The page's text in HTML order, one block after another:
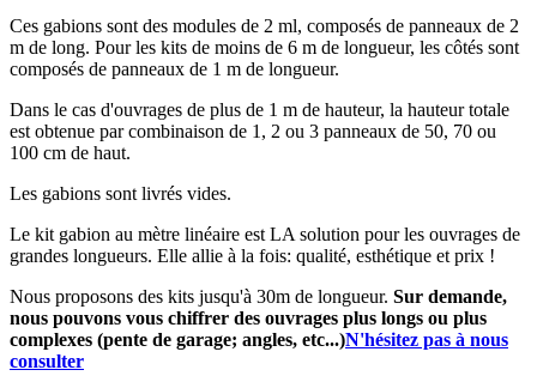
Ces gabions sont des modules de 2 ml, composés de panneaux de 2
m de long. Pour les kits de moins de 6 m de longueur, les côtés sont
composés de panneaux de 1 m de longueur.
Dans le cas d'ouvrages de plus de 1 m de hauteur, la hauteur totale
est obtenue par combinaison de 1, 2 ou 3 panneaux de 50, 70 ou
100 cm de haut.
Les gabions sont livrés vides.
Le kit gabion au mètre linéaire est LA solution pour les ouvrages de
grandes longueurs. Elle allie à la fois: qualité, esthétique et prix !
Nous proposons des kits jusqu'à 30m de longueur. Sur demande,
nous pouvons vous chiffrer des ouvrages plus longs ou plus
complexes (pente de garage; angles, etc...)N'hésitez pas à nous
consulter